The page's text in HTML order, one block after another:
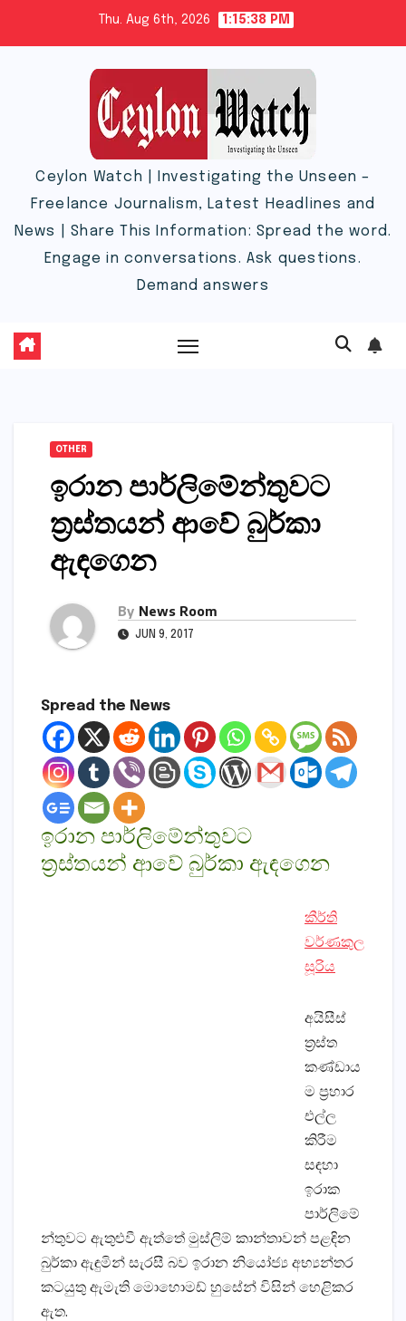
Thu. Aug 6th, 2026 1:15:39 PM
Ceylon Watch | Investigating the Unseen –
Freelance Journalism, Latest Headlines and
News | Share This Information: Spread the word.
Engage in conversations. Ask questions.
Demand answers
OTHER
ඉරාන පාර්ලිමේන්තුවට
ත්‍රස්‌තයන් ආවේ බුර්කා
ඇඳගෙන
By News Room
JUN 9, 2017
Spread the News
ඉරාන පාර්ලිමේන්තුවට
ත්‍රස්‌තයන් ආවේ බුර්කා ඇඳගෙන
කීර්ති
වර්ණකුල
සූරිය
අයිසීස්‌
ත්‍රස්‌ත
කණ්‌ඩාය
ම ප්‍රහාර
එල්ල
කිරීම
සඳහා
ඉරාක
පාර්ලිමේ
න්තුවට ඇතුළුවී ඇත්තේ මුස්‌ලිම් කාන්තාවන් පළඳින
බුර්කා ඇඳුමින් සැරසී බව ඉරාන නියෝජ්‍ය අභ්‍යන්තර
කටයුතු ඇමැති මොහොමඩ් හුසේන් විසින් හෙළිකර
ඇත.